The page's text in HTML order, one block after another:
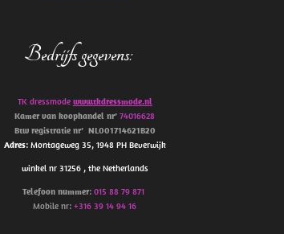
Bedrijfs gegevens:
TK dressmode www.tkdressmode.nl
Kamer van koophandelnr’ 74016628
Btw registratie nr’ NL001714621B20
Adres: Montageweg 35, 1948 PH Beverwijk
winkel nr 31256 , the Netherlands
Telefoon nummer: 015 88 79 871
Mobile nr:+316 39 14 94 16